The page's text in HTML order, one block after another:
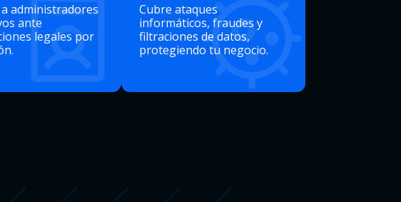
administradores
ante
legales por
Cubre ataques
informáticos, fraudes y
filtraciones de datos,
protegiendo tu negocio.